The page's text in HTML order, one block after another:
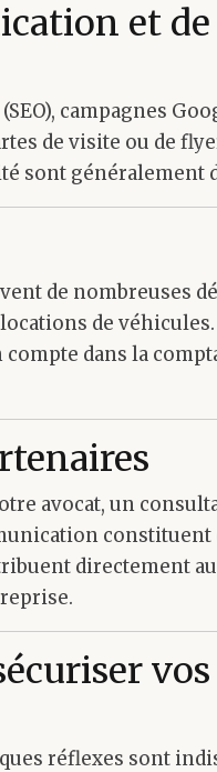
et de
campagnes
de visite ou de
sont généralement
de nombreuses
de
dans la
avocat, un
constituent
directement
vos
réflexes sont